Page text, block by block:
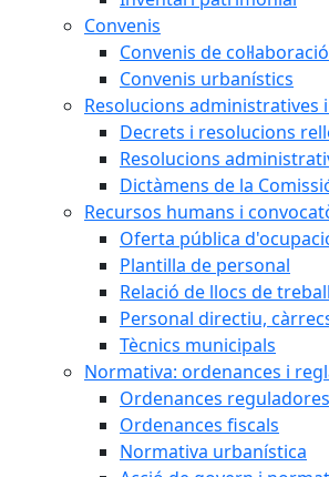
Convenis
Convenis de col·laboració
Convenis urbanístics
Resolucions administratives
Decrets i resolucions
Resolucions
Dictàmens de la
Recursos humans i
Oferta pública
Plantilla de personal
Relació de llocs de
Personal directiu,
Tècnics municipals
Normativa: ordenances i
Ordenances
Ordenances fiscals
Normativa urbanística